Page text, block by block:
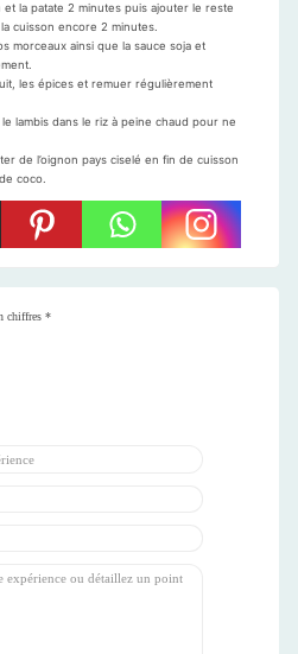
et la patate 2 minutes puis ajouter le reste
cuisson encore 2 minutes.
morceaux ainsi que la sauce soja et
les épices et remuer régulièrement
lambis dans le riz à peine chaud pour ne
de l’oignon pays ciselé en fin de cuisson
coco.
chiffres *